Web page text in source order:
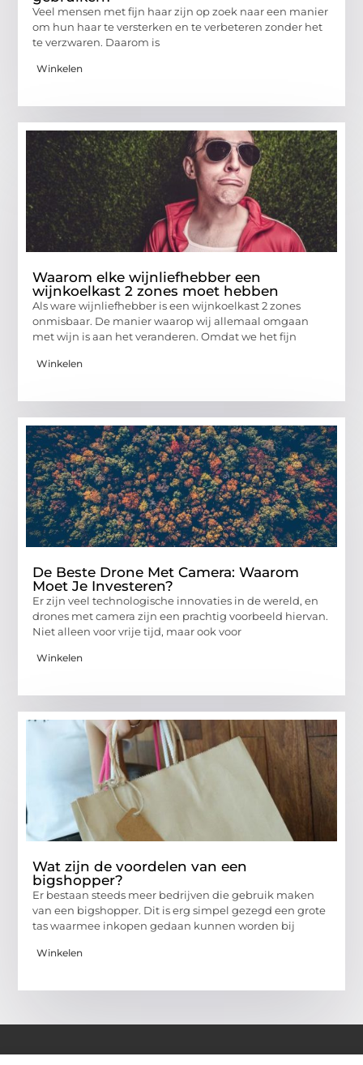
Veel mensen met fijn haar zijn op zoek naar een manier
om hun haar te versterken en te verbeteren zonder het
te verzwaren. Daarom is
Winkelen
Waarom elke wijnliefhebber een
wijnkoelkast 2 zones moet hebben
Als ware wijnliefhebber is een wijnkoelkast 2 zones
onmisbaar. De manier waarop wij allemaal omgaan
met wijn is aan het veranderen. Omdat we het fijn
Winkelen
De Beste Drone Met Camera: Waarom
Moet Je Investeren?
Er zijn veel technologische innovaties in de wereld, en
drones met camera zijn een prachtig voorbeeld hiervan.
Niet alleen voor vrije tijd, maar ook voor
Winkelen
Wat zijn de voordelen van een
bigshopper?
Er bestaan steeds meer bedrijven die gebruik maken
van een bigshopper. Dit is erg simpel gezegd een grote
tas waarmee inkopen gedaan kunnen worden bij
Winkelen